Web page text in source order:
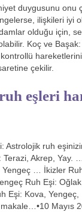
duygusunu onu
ilişkileri iyi
olduğu için,
Koç ve Başak:
kontrollü
çekilir.
eşleri
Astrolojik ruh
Terazi, Akrep, Yay.
Yengeç … İkizler
Ruh Eşi:
Eşi: Kova, Yengeç,
Mayıs